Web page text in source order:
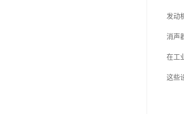
发动
消声
在工
这些